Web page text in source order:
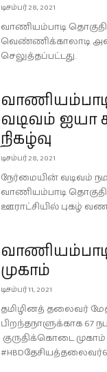
டிசம்பர் 28, 2021
வாணியம்பாடி
வெண்ணிக்காலாடி
செலுத்தப்பட்டது.
வடிவம்
நிகழ்வு
டிசம்பர் 28, 2021
நேர்மையின் வடிவம்
வாணியம்பாடி தொகுதி
ஊராட்சியில் புகழ்
முகாம்
டிசம்பர் 11, 2021
தமிழினத் தலைவர்
பிறந்தநாளுக்காக 67
குருதிக்கொடை முகாம்